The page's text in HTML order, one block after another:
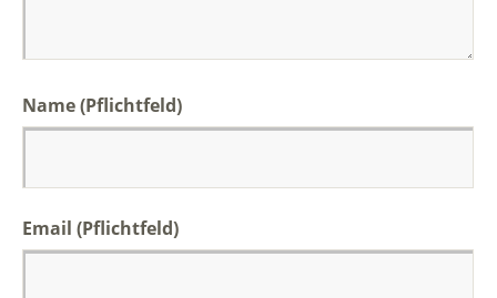
Name (Pflichtfeld)
Email (Pflichtfeld)